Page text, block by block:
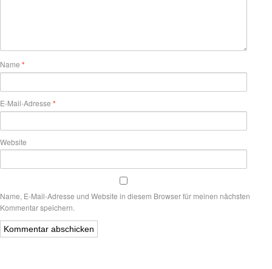
Name *
E-Mail-Adresse *
Website
Name, E-Mail-Adresse und Website in diesem Browser für meinen nächsten
Kommentar speichern.